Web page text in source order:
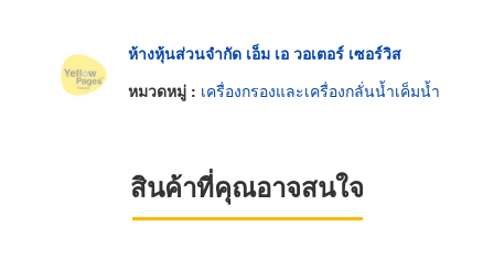
ห้างหุ้นส่วนจำกัด เอ็ม เอ วอเตอร์ เซอร์วิส
หมวดหมู่ : เครื่องกรองและเครื่องกลั่นน้ำเค็มน้ำ
สินค้าที่คุณอาจสนใจ